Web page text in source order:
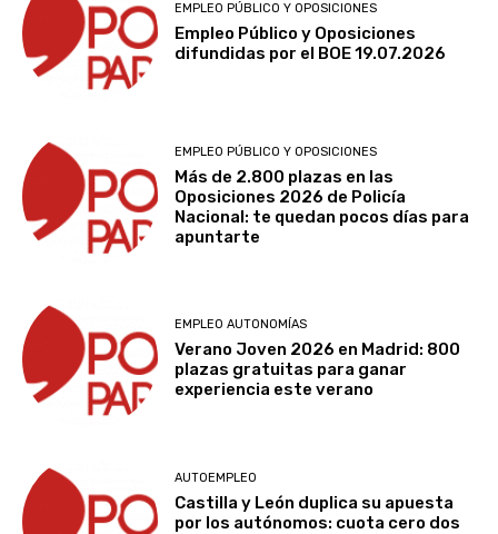
EMPLEO PÚBLICO Y OPOSICIONES
Empleo Público y Oposiciones
difundidas por el BOE 19.07.2026
EMPLEO PÚBLICO Y OPOSICIONES
Más de 2.800 plazas en las
Oposiciones 2026 de Policía
Nacional: te quedan pocos días para
apuntarte
EMPLEO AUTONOMÍAS
Verano Joven 2026 en Madrid: 800
plazas gratuitas para ganar
experiencia este verano
AUTOEMPLEO
Castilla y León duplica su apuesta
por los autónomos: cuota cero dos